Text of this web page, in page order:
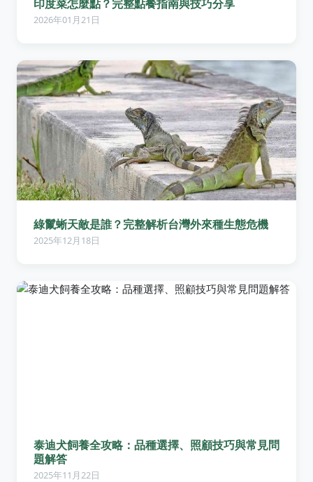
2026年01月21日
綠鬣蜥天敵是誰？完整解析台灣外來種生態危機
2025年12月18日
泰迪犬飼養全攻略：品種選擇、照顧技巧與常見問
題解答
2025年11月22日